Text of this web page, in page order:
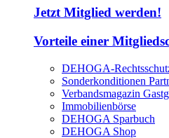
Jetzt Mitglied werden!
Vorteile einer
DEHOGA-
Sonderkonditionen
Verbandsmagazin
Immobilienbörse
DEHOGA Sparbuch
DEHOGA Shop